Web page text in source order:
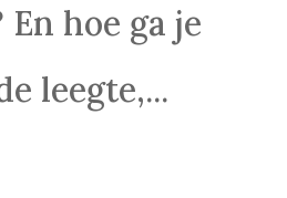
hoe ga je
leegte,...